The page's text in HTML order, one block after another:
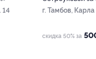
14
г. Тамбов,
скидка 50% за